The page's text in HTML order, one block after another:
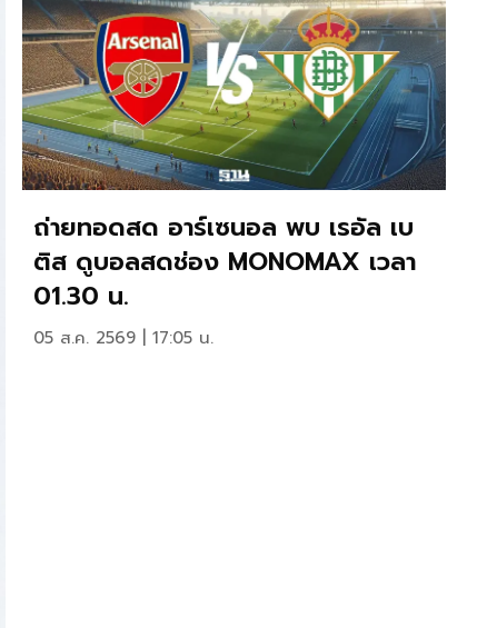
ถ่ายทอดสด อาร์เซนอล พบ เรอัล เบ
ติส ดูบอลสดช่อง MONOMAX เวลา
01.30 น.
05 ส.ค. 2569 | 17:05 น.